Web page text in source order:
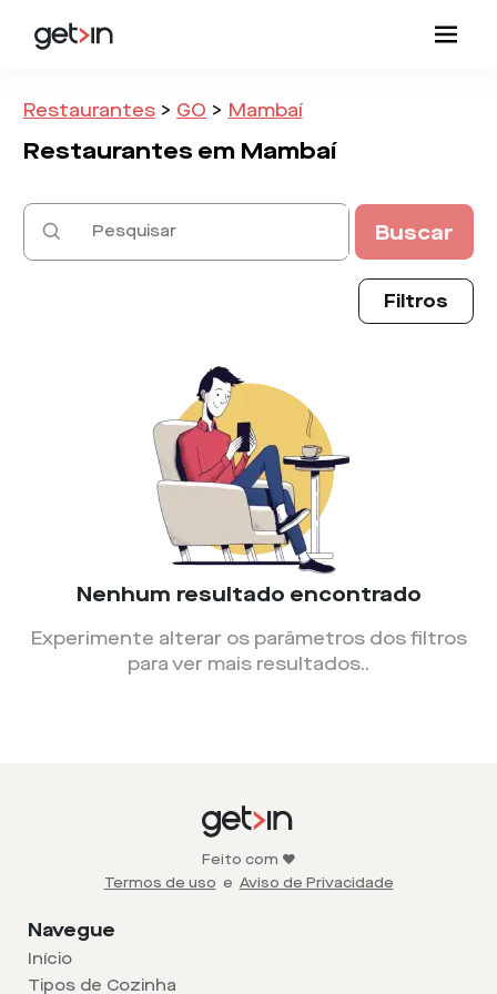
Restaurantes > GO > Mambaí
Restaurantes em Mambaí
Buscar
Filtros
Nenhum resultado encontrado
Experimente alterar os parâmetros dos filtros
para ver mais resultados..
Feito com ❤️
Termos de uso e Aviso de Privacidade
Navegue
Início
Tipos de Cozinha